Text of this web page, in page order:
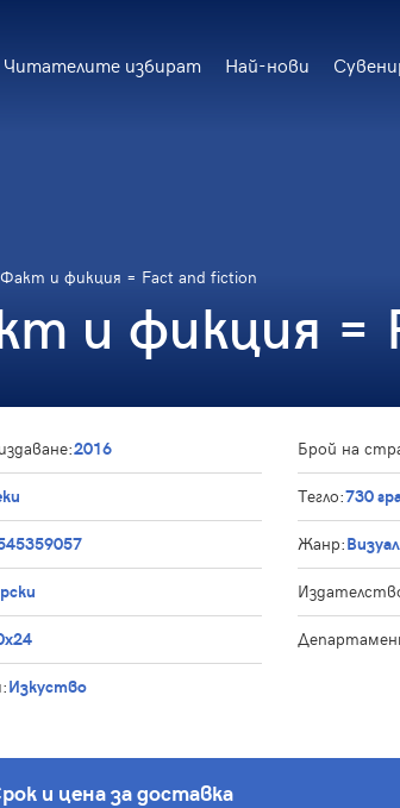
Читателите избират Най-нови
Факт и фикция = Fact and fiction
и фикция =
2016 Брой на
Тегло:730
Жанр:
Изкуство
и цена за доставка